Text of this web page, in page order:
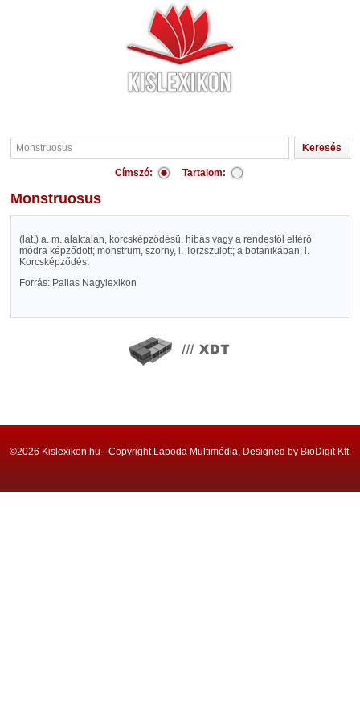
Címszó: Tartalom:
Monstruosus
(lat.) a. m. alaktalan, korcsképződésü, hibás vagy a rendestől eltérő
módra képződött; monstrum, szörny, l. Torzszülött; a botanikában, l.
Korcsképződés.
Forrás: Pallas Nagylexikon
©2026 Kislexikon.hu - Copyright Lapoda Multimédia, Designed by BioDigit Kft.